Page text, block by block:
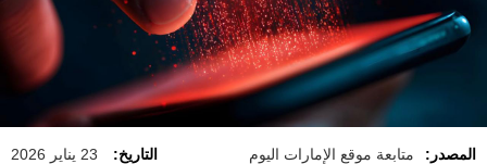
المصدر: متابعة موقع الإمارات اليوم التاريخ: 23 يناير 2026